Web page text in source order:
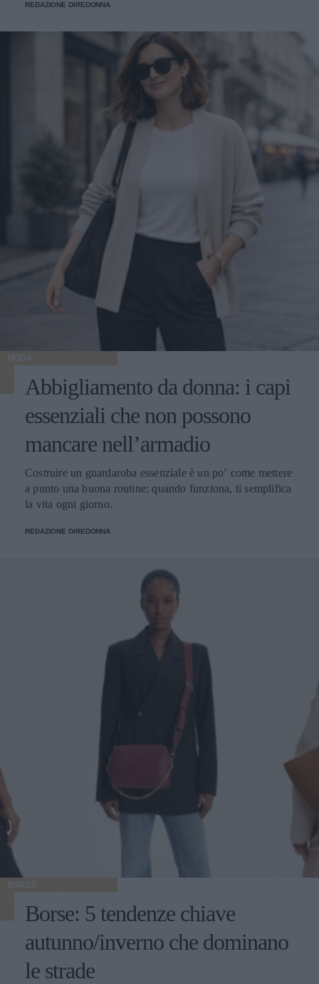
REDAZIONE DIREDONNA
MODA
Abbigliamento da donna: i capi
essenziali che non possono
mancare nell’armadio
Costruire un guardaroba essenziale è un po’ come mettere
a punto una buona routine: quando funziona, ti semplifica
la vita ogni giorno.
REDAZIONE DIREDONNA
BORSE
Borse: 5 tendenze chiave
autunno/inverno che dominano
le strade